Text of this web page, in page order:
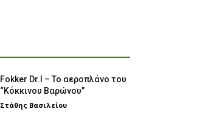
Fokker Dr.I – To αεροπλάνο του
“Κόκκινου Βαρώνου”
Στάθης Βασιλείου